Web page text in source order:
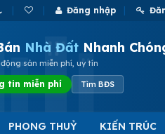
Đăng nhập
Nhà Đất Nhanh
sản miễn phí, uy tín
tin miễn phí Tìm BĐS
PHONG THUỶ KIẾN TRÚC